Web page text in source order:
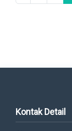
Kontak Detail